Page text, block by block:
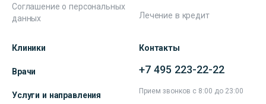
Соглашение о персональных
данных
Лечение в кредит
Клиники
Врачи
Услуги и направления
Контакты
+7 495 223-22-22
Прием звонков с 8:00 до 23:00